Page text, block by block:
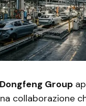
Group
collaborazione